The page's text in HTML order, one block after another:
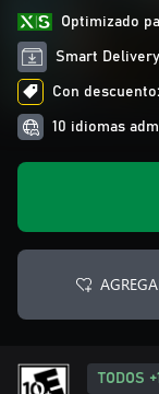
Optimizado
Smart Delivery
Con
10 idiomas
TODOS